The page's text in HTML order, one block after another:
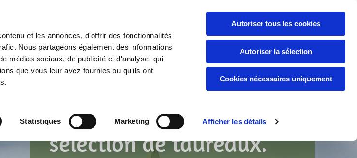
et les annonces, d'offrir des fonctionnalités
Nous partageons également des informations
médias sociaux, de publicité et d'analyse, qui
que vous leur avez fournies ou qu'ils ont
Statistiques Marketing Afficher les détails
Autoriser tous les cookies
Autoriser la sélection
Cookies nécessaires uniquement
de la ferme
Contact
 06 12 08 14 89
La Ferme de Bricqueville
propose à la vente une
sélection de taureaux.